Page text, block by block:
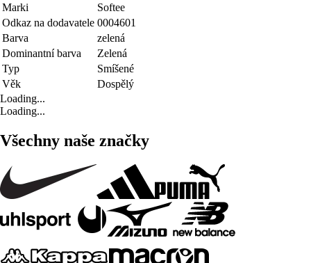
Marki
Softee
Odkaz na dodavatele 0004601
Barva
zelená
Dominantní barva
Zelená
Typ
Smíšené
Věk
Dospělý
Loading...
Loading...
Všechny naše značky